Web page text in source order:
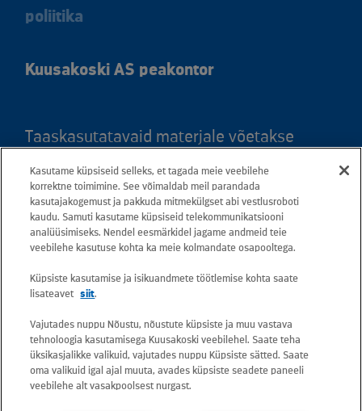
poliitika
Kuusakoski AS peakontor
Taaskasutatavaid materjale võetakse
Kaardil klõpsates leiate kõigi maakondade
teeninduspunktid ja teejuhised.
Postiaadress: Betooni 12, 13816 Tallinn
(Eesti)
Kõik e-posti aadressid on kujul
eesnimi.perekonnanimi@kuusakoski.com
Kasutame küpsiseid selleks, et tagada meie veebilehe
korrektne toimimine. See võimaldab meil parandada
kasutajakogemust ja pakkuda mitmekülgset abi vestlusroboti
kaudu. Samuti kasutame küpsiseid telekommunikatsiooni
analüüsimiseks. Nendel eesmärkidel jagame andmeid teie
veebilehe kasutuse kohta ka meie kolmandate osapooltega.
Küpsiste kasutamise ja isikuandmete töötlemise kohta saate
lisateavet
siit.
Vajutades nuppu Nõustu, nõustute küpsiste ja muu vastava
tehnoloogia kasutamisega Kuusakoski veebilehel. Saate teha
üksikasjalikke valikuid, vajutades nuppu Küpsiste sätted. Saate
oma valikuid igal ajal muuta, avades küpsiste seadete paneeli
veebilehe alt vasakpoolsest nurgast.